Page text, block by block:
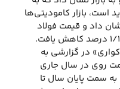
بازار کامودیتی‌ها
داد و قیمت فولاد
۵/۳ درصد، روی ۲/۴ درصد و مس۱/۱ درصد کاهش یافت.
در گزارشی به
روی در سال جاری
حرکت به سمت پایان سال تا